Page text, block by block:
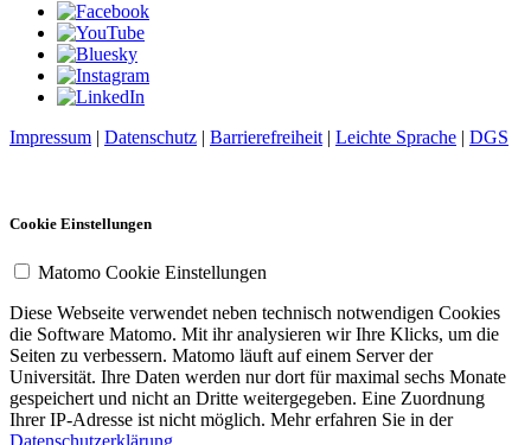
Impressum | Datenschutz | Barrierefreiheit | Leichte Sprache | DGS
Cookie Einstellungen
Matomo Cookie Einstellungen
Diese Webseite verwendet neben technisch notwendigen Cookies
die Software Matomo. Mit ihr analysieren wir Ihre Klicks, um die
Seiten zu verbessern. Matomo läuft auf einem Server der
Universität. Ihre Daten werden nur dort für maximal sechs Monate
gespeichert und nicht an Dritte weitergegeben. Eine Zuordnung
Ihrer IP-Adresse ist nicht möglich. Mehr erfahren Sie in der